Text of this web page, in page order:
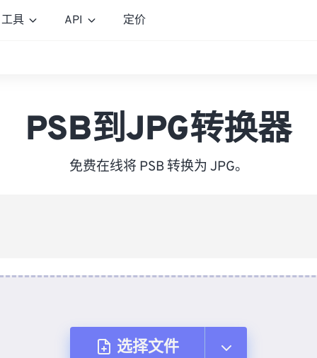
工具 API 定价
PSB到JPG转换器
免费在线将 PSB 转换为 JPG。
选择文件